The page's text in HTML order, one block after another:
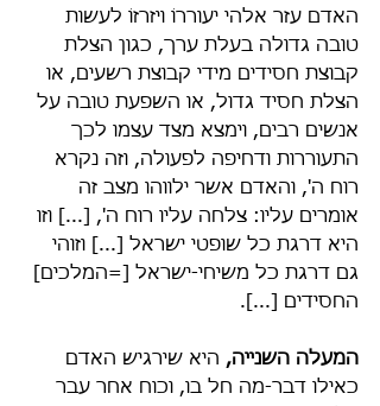
האדם עזר אלהי יעוררוֹ ויזרזוֹ לעשות
טובה גדולה בעלת ערך, כגון הצלת
קבוצת חסידים מידי קבוצת רשעים, או
הצלת חסיד גדול, או השפעת טובה על
אנשים רבים, וימצא מצד עצמו לכך
התעוררות ודחיפה לפעולה, וזה נקרא
רוח ה', והאדם אשר ילווהו מצב זה
אומרים עליו: צלחה עליו רוח ה', [...] וזו
היא דרגת כל שופטי ישראל [...] וזוהי
גם דרגת כל משיחי-ישראל [=המלכים]
החסידים [...].
המעלה השנייה, היא שירגיש האדם
כאילו דבר-מה חל בו, וכוח אחר עבר